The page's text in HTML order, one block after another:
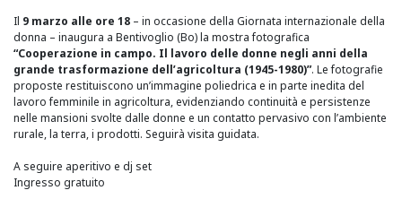
Il 9 marzo alle ore 18 – in occasione della Giornata internazionale della
donna – inaugura a Bentivoglio (Bo) la mostra fotografica
“Cooperazione in campo. Il lavoro delle donne negli anni della
grande trasformazione dell’agricoltura (1945-1980)”. Le fotografie
proposte restituiscono un’immagine poliedrica e in parte inedita del
lavoro femminile in agricoltura, evidenziando continuità e persistenze
nelle mansioni svolte dalle donne e un contatto pervasivo con l’ambiente
rurale, la terra, i prodotti. Seguirà visita guidata.
A seguire aperitivo e dj set
Ingresso gratuito